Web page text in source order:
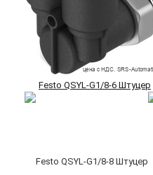
Festo QSYL-G1/8-6 Штуцер